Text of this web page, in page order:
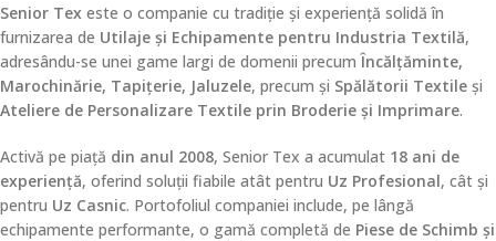
Senior Tex este o companie cu tradiție și experiență solidă în
furnizarea de Utilaje și Echipamente pentru Industria Textilă,
adresându-se unei game largi de domenii precum Încălțăminte,
Marochinărie, Tapițerie, Jaluzele, precum și Spălătorii Textile și
Ateliere de Personalizare Textile prin Broderie și Imprimare.
Activă pe piață din anul 2008, Senior Tex a acumulat 18 ani de
experiență, oferind soluții fiabile atât pentru Uz Profesional, cât și
pentru Uz Casnic. Portofoliul companiei include, pe lângă
echipamente performante, o gamă completă de Piese de Schimb și